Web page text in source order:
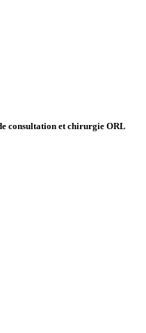
consultation et chirurgie ORL